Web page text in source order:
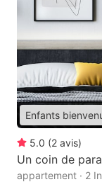
Enfants
5.0 (2 avis)
Un coin de
appartement · 2